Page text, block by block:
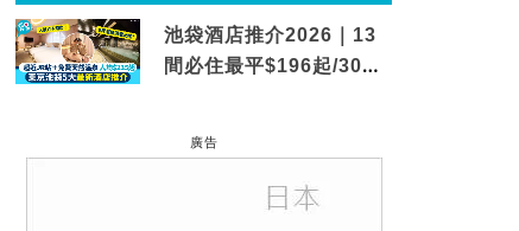
池袋酒店推介2026｜13
間必住最平$196起/30秒
廣告